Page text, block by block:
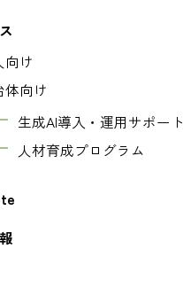
向け
体向け
生成AI導入・運用サポート
人材育成プログラム